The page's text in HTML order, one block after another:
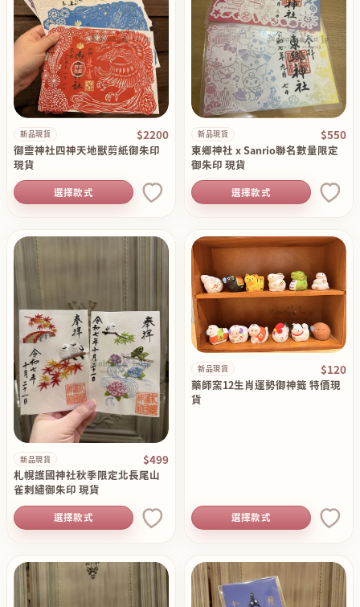
新品現貨 $2200
御靈神社四神天地獸剪紙御朱印
現貨
選擇款式
新品現貨 $550
東鄉神社 x Sanrio聯名數量限定
御朱印 現貨
選擇款式
新品現貨 $499
札幌護國神社秋季限定北長尾山
雀刺繡御朱印 現貨
選擇款式
新品現貨 $120
藥師窯12生肖運勢御神籤 特價現
貨
選擇款式